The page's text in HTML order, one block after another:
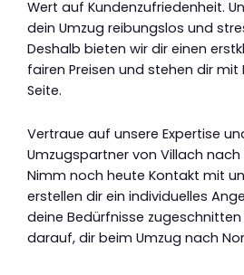
Wert auf Kundenzufriedenheit.
dein Umzug reibungslos und
Deshalb bieten wir dir einen
fairen Preisen und stehen dir mit
Seite.
Vertraue auf unsere Expertise
Umzugspartner von Villach nach
Nimm noch heute Kontakt mit
erstellen dir ein individuelles
deine Bedürfnisse zugeschnitten
darauf, dir beim Umzug nach